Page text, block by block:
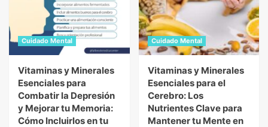
Cuidado Mental
Vitaminas y Minerales
Esenciales para
Combatir la Depresión
y Mejorar tu Memoria:
Cómo Incluirlos en tu
Cuidado Mental
Vitaminas y Minerales
Esenciales para el
Cerebro: Los
Nutrientes Clave para
Mantener tu Mente en